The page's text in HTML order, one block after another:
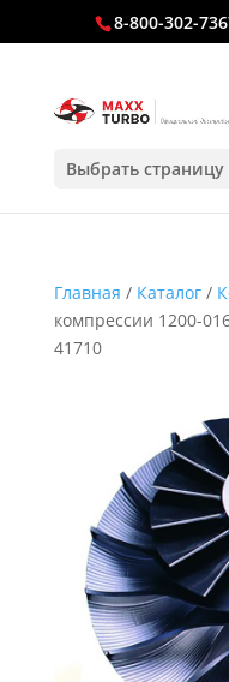
8-800-302-
Выбрать страницу
Главная / Каталог/
компрессии 1200-
41710